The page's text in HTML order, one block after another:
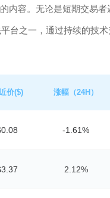
内容。无论是短期交易
台之一，通过持续的技
价($) 涨幅（24H）
-1.61%
2.12%